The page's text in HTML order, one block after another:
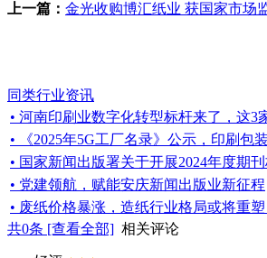
上一篇： 金光收购博汇纸业 获国家市场
同类行业资讯
• 河南印刷业数字化转型标杆来了，这3
• 《2025年5G工厂名录》公示，印刷包
• 国家新闻出版署关于开展2024年度期
• 党建领航，赋能安庆新闻出版业新征程
• 废纸价格暴涨，造纸行业格局或将重
共0条 [查看全部] 相关评论